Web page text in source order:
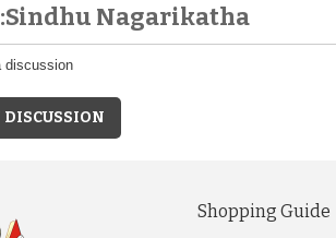
Nagarikatha
discussion
Shopping Guide